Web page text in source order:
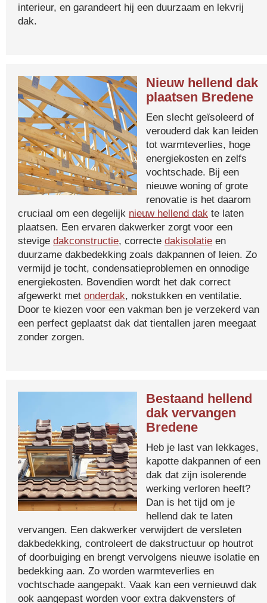
interieur, en garandeert hij een duurzaam en lekvrij
dak.
Nieuw hellend dak
plaatsen Bredene
Een slecht geïsoleerd of
verouderd dak kan leiden
tot warmteverlies, hoge
energiekosten en zelfs
vochtschade. Bij een
nieuwe woning of grote
renovatie is het daarom
cruciaal om een degelijk nieuw hellend dak te laten
plaatsen. Een ervaren dakwerker zorgt voor een
stevige dakconstructie, correcte dakisolatie en
duurzame dakbedekking zoals dakpannen of leien. Zo
vermijd je tocht, condensatieproblemen en onnodige
energiekosten. Bovendien wordt het dak correct
afgewerkt met onderdak, nokstukken en ventilatie.
Door te kiezen voor een vakman ben je verzekerd van
een perfect geplaatst dak dat tientallen jaren meegaat
zonder zorgen.
Bestaand hellend
dak vervangen
Bredene
Heb je last van lekkages,
kapotte dakpannen of een
dak dat zijn isolerende
werking verloren heeft?
Dan is het tijd om je
hellend dak te laten
vervangen. Een dakwerker verwijdert de versleten
dakbedekking, controleert de dakstructuur op houtrot
of doorbuiging en brengt vervolgens nieuwe isolatie en
bedekking aan. Zo worden warmteverlies en
vochtschade aangepakt. Vaak kan een vernieuwd dak
ook aangepast worden voor extra dakvensters of